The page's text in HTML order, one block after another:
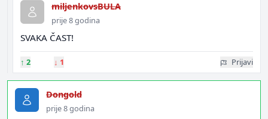
miljenkovsBULA
prije 8 godina
SVAKA ČAST!
↑ 2 ↓ 1 Prijavi
Dongold
prije 8 godina